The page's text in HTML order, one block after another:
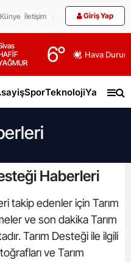
Künye İletişim Giriş Yap
6° Hava
SporTeknolojiYaşam
Haberleri
takip edenler için Tarım
ve son dakika Tarım
Tarım Desteği ile ilgili
ve Tarım